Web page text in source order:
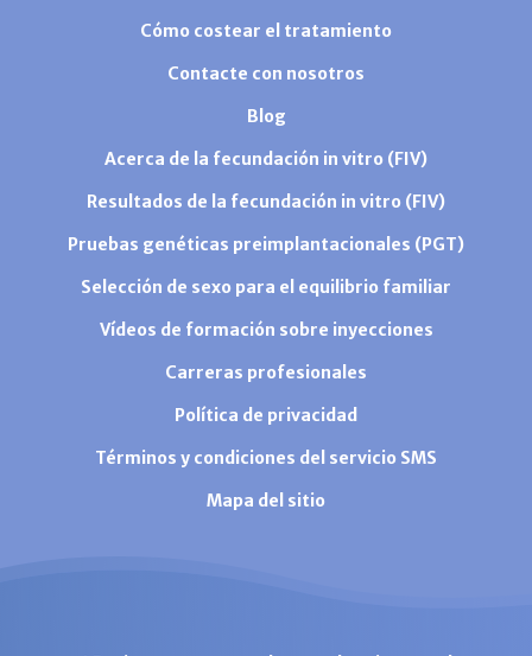
Cómo costear el tratamiento
Contacte con nosotros
Blog
Acerca de la fecundación in vitro (FIV)
Resultados de la fecundación in vitro (FIV)
Pruebas genéticas preimplantacionales (PGT)
Selección de sexo para el equilibrio familiar
Vídeos de formación sobre inyecciones
Carreras profesionales
Política de privacidad
Términos y condiciones del servicio SMS
Mapa del sitio